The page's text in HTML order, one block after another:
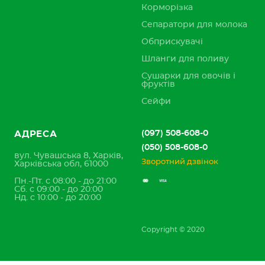
Корморізка
Сепаратори для молока
Обприскувачі
Шланги для поливу
Сушарки для овочів і
фруктів
Сейфи
АДРЕСА
вул. Чувашська 8, Харків,
Харківська обл, 61000
Пн.-Пт. с 08:00 - до 21:00
Сб. с 09:00 - до 20:00
Нд. с 10:00 - до 20:00
(097) 508-608-0
(050) 508-608-0
Зворотний дзвінок
Copyright © 2020